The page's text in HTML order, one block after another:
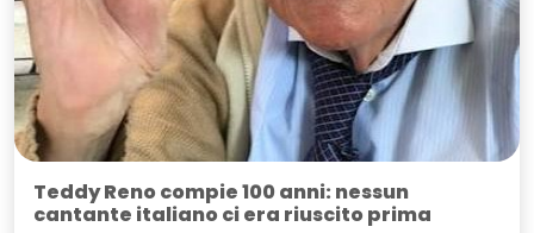
Teddy Reno compie 100 anni: nessun
cantante italiano ci era riuscito prima